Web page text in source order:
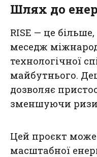
Шлях до
RISE — це більше,
меседж
технологічної
майбутнього.
дозволяє
зменшуючи
Цей проєкт
масштабної